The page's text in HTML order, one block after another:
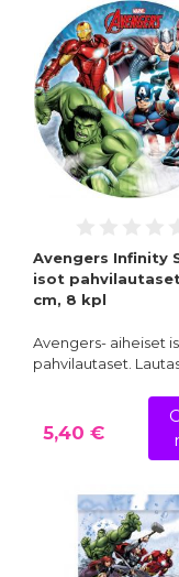
Avengers Infinity
isot
cm, 8 kpl
Avengers- aiheiset
pahvilautaset.
5,40 €